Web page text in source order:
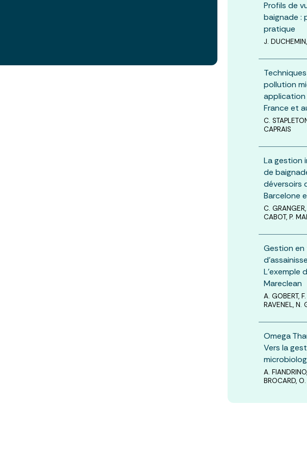
Profils de
baignade :
pratique
J.
pollution
application
France et
C.
CAPRAIS
La gestion
de
déversoirs
Barcelone
C.
CABOT, P.
Gestion en
L’exemple
Mareclean
A. GOBERT,
RAVENEL, N.
Omega
Vers la
A.
BROCARD,